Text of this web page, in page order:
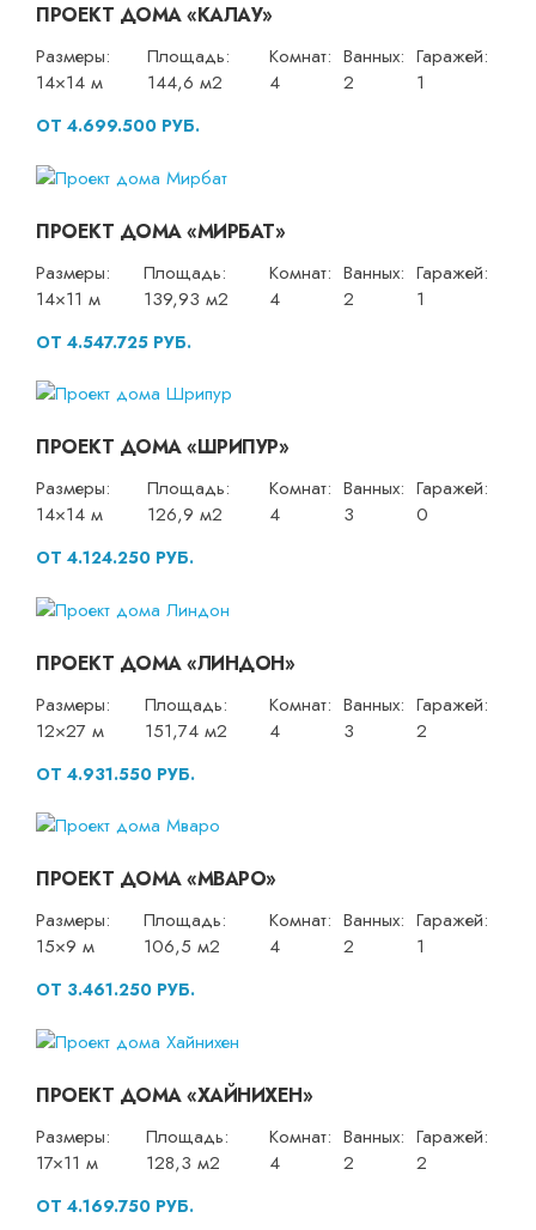
ПРОЕКТ ДОМА «КАЛАУ»
Размеры:
14×14 м
Площадь:
144,6 м2
Комнат:
4
Ванных:
2
Гаражей:
1
ОТ 4.699.500 РУБ.
ПРОЕКТ ДОМА «МИРБАТ»
Размеры:
14×11 м
Площадь:
139,93 м2
Комнат:
4
Ванных:
2
Гаражей:
1
ОТ 4.547.725 РУБ.
ПРОЕКТ ДОМА «ШРИПУР»
Размеры:
14×14 м
Площадь:
126,9 м2
Комнат:
4
Ванных:
3
Гаражей:
0
ОТ 4.124.250 РУБ.
ПРОЕКТ ДОМА «ЛИНДОН»
Размеры:
12×27 м
Площадь:
151,74 м2
Комнат:
4
Ванных:
3
Гаражей:
2
ОТ 4.931.550 РУБ.
ПРОЕКТ ДОМА «МВАРО»
Размеры:
15×9 м
Площадь:
106,5 м2
Комнат:
4
Ванных:
2
Гаражей:
1
ОТ 3.461.250 РУБ.
ПРОЕКТ ДОМА «ХАЙНИХЕН»
Размеры:
17×11 м
Площадь:
128,3 м2
Комнат:
4
Ванных:
2
Гаражей:
2
ОТ 4.169.750 РУБ.